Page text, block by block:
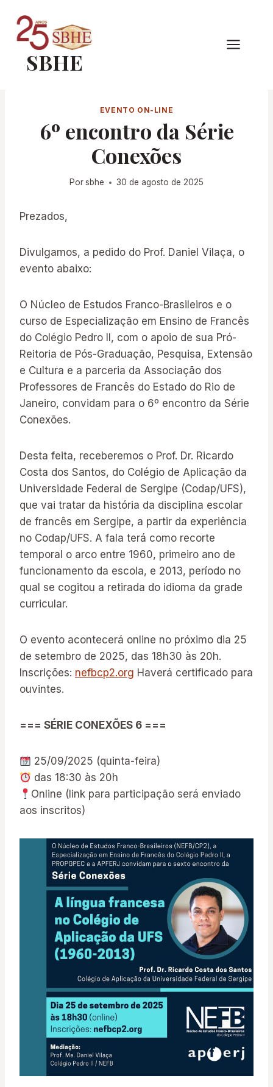
para
ConteúdoSBHE
EVENTO ON-LINE
6º encontro da Série
Conexões
Porsbhe 30 de agosto de 2025
Prezados,
Divulgamos, a pedido do Prof. Daniel Vilaça, o
evento abaixo:
O Núcleo de Estudos Franco-Brasileiros e o
curso de Especialização em Ensino de Francês
do Colégio Pedro II, com o apoio de sua Pró-
Reitoria de Pós-Graduação, Pesquisa, Extensão
e Cultura e a parceria da Associação dos
Professores de Francês do Estado do Rio de
Janeiro, convidam para o 6º encontro da Série
Conexões.
Desta feita, receberemos o Prof. Dr. Ricardo
Costa dos Santos, do Colégio de Aplicação da
Universidade Federal de Sergipe (Codap/UFS),
que vai tratar da história da disciplina escolar
de francês em Sergipe, a partir da experiência
no Codap/UFS. A fala terá como recorte
temporal o arco entre 1960, primeiro ano de
funcionamento da escola, e 2013, período no
qual se cogitou a retirada do idioma da grade
curricular.
O evento acontecerá online no próximo dia 25
de setembro de 2025, das 18h30 às 20h.
Inscrições: nefbcp2.org Haverá certificado para
ouvintes.
=== SÉRIE CONEXÕES 6 ===
25/09/2025 (quinta-feira)
das 18:30 às 20h
Online (link para participação será enviado
aos inscritos)